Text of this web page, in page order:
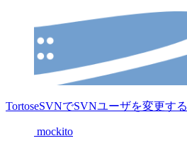
TortoseSVNでSVNユーザを変更する
mockito